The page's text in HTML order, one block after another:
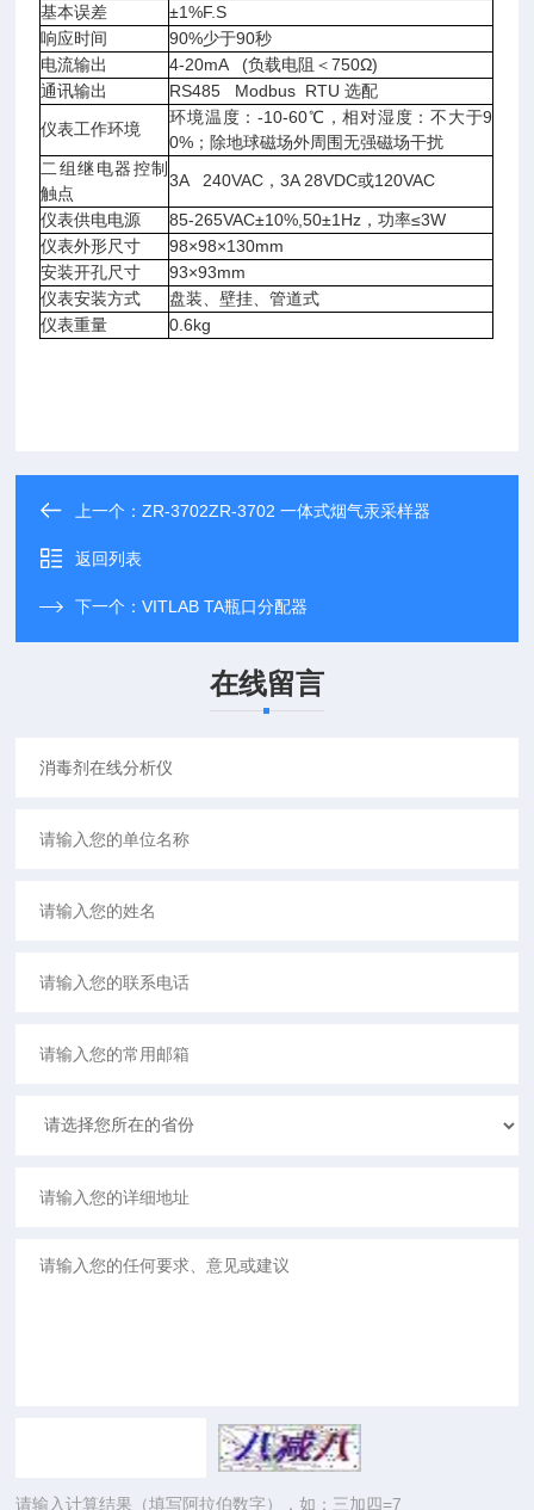
基本误差
±1%F.S
响应时间
90%少于90秒
电流输出
4-20mA (负载电阻＜750Ω)
通讯输出
RS485 Modbus RTU 选配
仪表工作环境
环境温度：-10-60℃，相对湿度：不大于9
0%；除地球磁场外周围无强磁场干扰
二组继电器控制
触点
3A 240VAC，3A 28VDC或120VAC
仪表供电电源
85-265VAC±10%,50±1Hz，功率≤3W
仪表外形尺寸
98×98×130mm
安装开孔尺寸
93×93mm
仪表安装方式
盘装、壁挂、管道式
仪表重量
0.6kg
上一个：ZR-3702ZR-3702 一体式烟气汞采样器
返回列表
下一个：VITLAB TA瓶口分配器
在线留言
请输入计算结果（填写阿拉伯数字），如：三加四=7